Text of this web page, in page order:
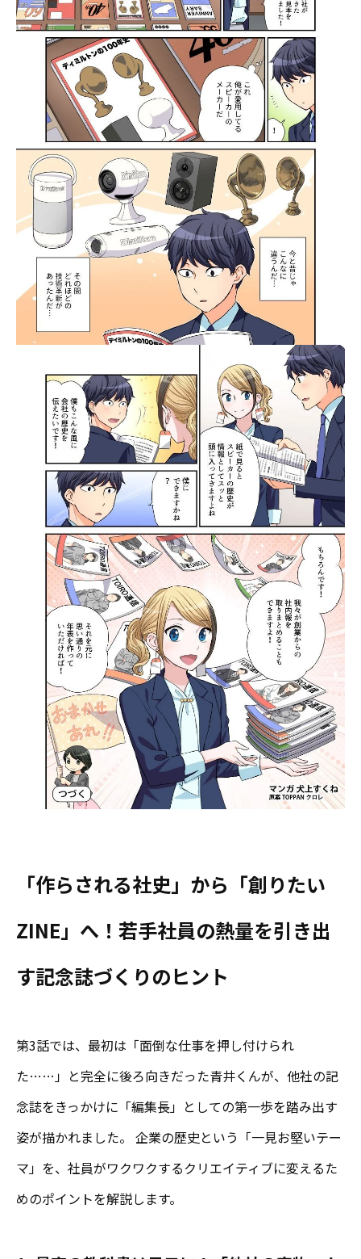
「作らされる社史」から「創りたい
ZINE」へ！若手社員の熱量を引き出
す記念誌づくりのヒント
第3話では、最初は「面倒な仕事を押し付けられ
た……」と完全に後ろ向きだった青井くんが、他社の記
念誌をきっかけに「編集長」としての第一歩を踏み出す
姿が描かれました。 企業の歴史という「一見お堅いテー
マ」を、社員がワクワクするクリエイティブに変えるた
めのポイントを解説します。